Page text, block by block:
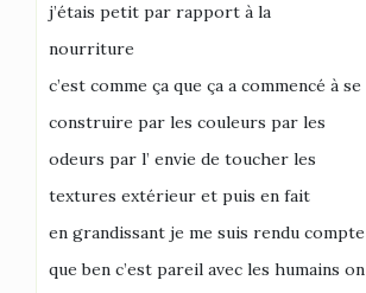
j’étais petit par rapport à la
nourriture
c’est comme ça que ça a commencé à se
construire par les couleurs par les
odeurs par l’ envie de toucher les
textures extérieur et puis en fait
en grandissant je me suis rendu compte
que ben c’est pareil avec les humains on